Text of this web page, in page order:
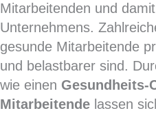
Mitarbeitenden und
Unternehmens.
gesunde Mitarbeitende
und belastbarer sind.
wie einen Gesundheits-
Mitarbeitende lassen